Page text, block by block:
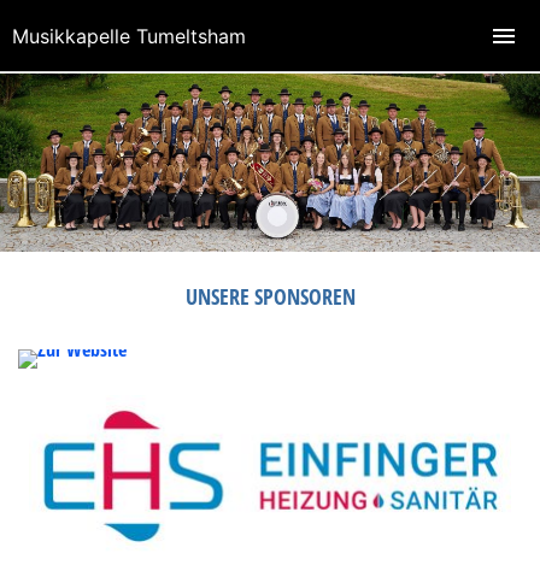
UNSERE SPONSOREN
Musikkapelle Tumeltsham